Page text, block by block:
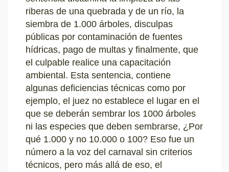
riberas de una quebrada y de un río, la
siembra de 1.000 árboles, disculpas
públicas por contaminación de fuentes
hídricas, pago de multas y finalmente, que
el culpable realice una capacitación
ambiental. Esta sentencia, contiene
algunas deficiencias técnicas como por
ejemplo, el juez no establece el lugar en el
que se deberán sembrar los 1000 árboles
ni las especies que deben sembrarse, ¿Por
qué 1.000 y no 10.000 o 100? Eso fue un
número a la voz del carnaval sin criterios
técnicos, pero más allá de eso, el